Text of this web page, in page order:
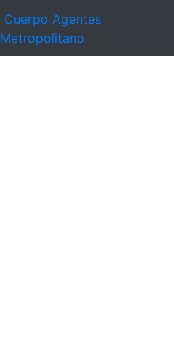
Cuerpo Agentes
Metropolitano